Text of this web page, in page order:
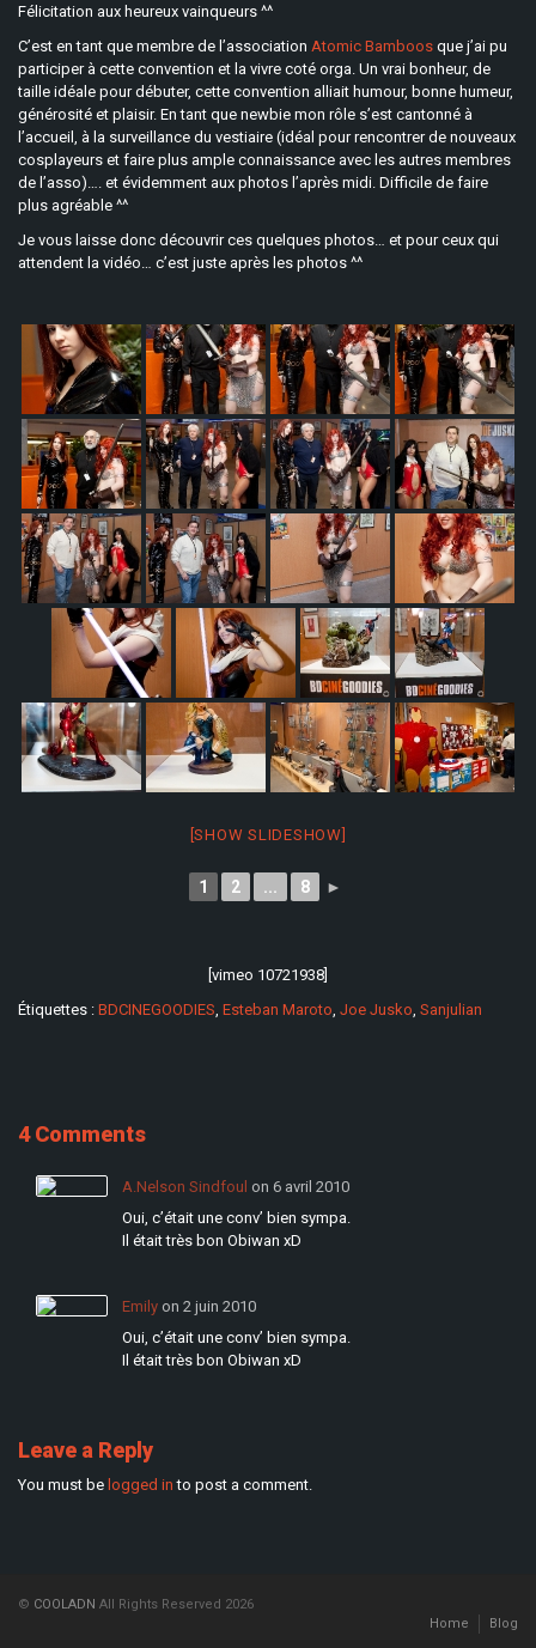
Félicitation aux heureux vainqueurs ^^
C’est en tant que membre de l’association Atomic Bamboos que j’ai pu
participer à cette convention et la vivre coté orga. Un vrai bonheur, de
taille idéale pour débuter, cette convention alliait humour, bonne humeur,
générosité et plaisir. En tant que newbie mon rôle s’est cantonné à
l’accueil, à la surveillance du vestiaire (idéal pour rencontrer de nouveaux
cosplayeurs et faire plus ample connaissance avec les autres membres
de l’asso)…. et évidemment aux photos l’après midi. Difficile de faire
plus agréable ^^
Je vous laisse donc découvrir ces quelques photos… et pour ceux qui
attendent la vidéo… c’est juste après les photos ^^
[SHOW SLIDESHOW]
1 2 ... 8 ►
[vimeo 10721938]
Étiquettes : BDCINEGOODIES, Esteban Maroto, Joe Jusko, Sanjulian
4 Comments
A.Nelson Sindfoul on 6 avril 2010
Oui, c’était une conv’ bien sympa.
Il était très bon Obiwan xD
Emily on 2 juin 2010
Oui, c’était une conv’ bien sympa.
Il était très bon Obiwan xD
Leave a Reply
You must be logged in to post a comment.
© COOLADN All Rights Reserved 2026
Home
Blog